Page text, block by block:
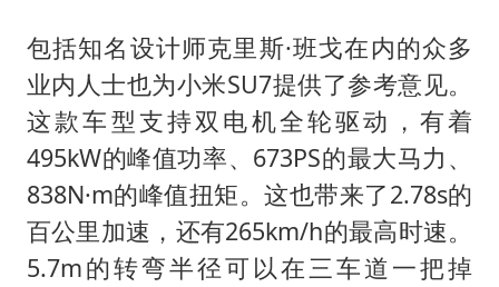
包括知名设计师克里斯·班戈在内的众多
业内人士也为小米SU7提供了参考意见。
这款车型支持双电机全轮驱动，有着
495kW的峰值功率、673PS的最大马力、
838N·m的峰值扭矩。这也带来了2.78s的
百公里加速，还有265km/h的最高时速。
5.7m的转弯半径可以在三车道一把掉